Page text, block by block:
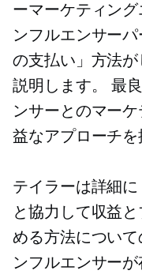
ーマーケティン
ンフルエンサー
の支払い」方法
説明します。 最
ンサーとのマー
益なアプローチを
テイラーは詳細に
と協力して収益
める方法につい
ンフルエンサー